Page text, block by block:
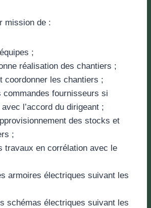
mission de :
;
réalisation des chantiers ;
coordonner les chantiers ;
commandes fournisseurs si
l’accord du dirigeant ;
des stocks et
;
travaux en corrélation avec le
armoires électriques suivant les
schémas électriques suivant les